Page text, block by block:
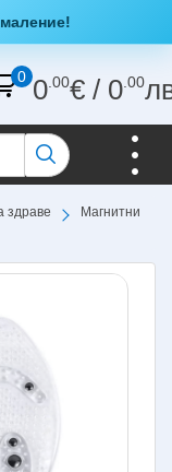
0 0.00€/ 0.00
здраве
Магнитни